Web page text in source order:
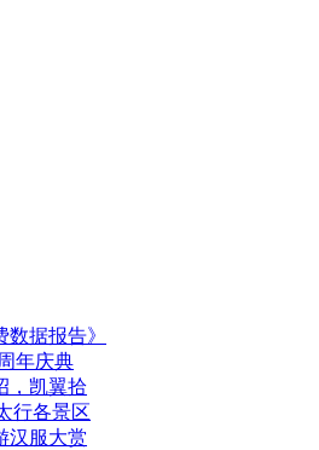
数据报告》
年庆典
，凯翼拾
行各景区
汉服大赏